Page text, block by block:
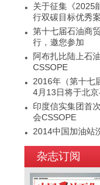
关于征集《2025
行双碳目标优秀
第十七届石油商
行，邀您参加
阿布扎比陆上石
CSSOPE
2016年（第十七
4月13日将于北
印度信实集团首
会CSSOPE
2014中国加油站
2015年（第十二
年终大会即将召开
杂志订阅